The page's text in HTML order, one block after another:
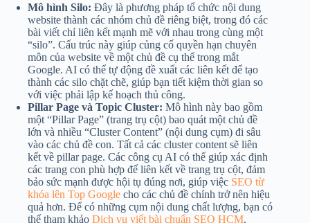
Mô hình Silo: Đây là phương pháp tổ chức nội dung
website thành các nhóm chủ đề riêng biệt, trong đó các
bài viết chỉ liên kết mạnh mẽ với nhau trong cùng một
“silo”. Cấu trúc này giúp củng cố quyền hạn chuyên
môn của website về một chủ đề cụ thể trong mắt
Google. AI có thể tự động đề xuất các liên kết để tạo
thành các silo chặt chẽ, giúp bạn tiết kiệm thời gian so
với việc phải lập kế hoạch thủ công.
Pillar Page và Topic Cluster: Mô hình này bao gồm
một “Pillar Page” (trang trụ cột) bao quát một chủ đề
lớn và nhiều “Cluster Content” (nội dung cụm) đi sâu
vào các chủ đề con. Tất cả các cluster content sẽ liên
kết về pillar page. Các công cụ AI có thể giúp xác định
các trang con phù hợp để liên kết về trang trụ cột, đảm
bảo sức mạnh được hội tụ đúng nơi, giúp việc SEO từ
khóa lên Top Google cho các chủ đề chính trở nên hiệu
quả hơn. Để có những cụm nội dung chất lượng, bạn có
thể tham khảo Dịch vụ viết bài chuẩn SEO HCM.